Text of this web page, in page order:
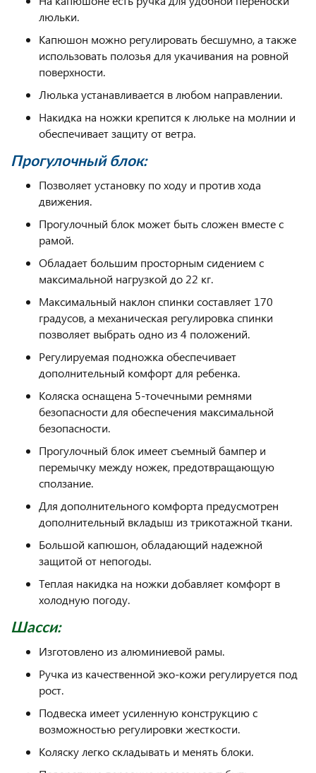
люльки.
Капюшон можно регулировать бесшумно, а также
использовать полозья для укачивания на ровной
поверхности.
Люлька устанавливается в любом направлении.
Накидка на ножки крепится к люльке на молнии и
обеспечивает защиту от ветра.
Прогулочный блок:
Позволяет установку по ходу и против хода
движения.
Прогулочный блок может быть сложен вместе с
рамой.
Обладает большим просторным сидением с
максимальной нагрузкой до 22 кг.
Максимальный наклон спинки составляет 170
градусов, а механическая регулировка спинки
позволяет выбрать одно из 4 положений.
Регулируемая подножка обеспечивает
дополнительный комфорт для ребенка.
Коляска оснащена 5-точечными ремнями
безопасности для обеспечения максимальной
безопасности.
Прогулочный блок имеет съемный бампер и
перемычку между ножек, предотвращающую
сползание.
Для дополнительного комфорта предусмотрен
дополнительный вкладыш из трикотажной ткани.
Большой капюшон, обладающий надежной
защитой от непогоды.
Теплая накидка на ножки добавляет комфорт в
холодную погоду.
Шасси:
Изготовлено из алюминиевой рамы.
Ручка из качественной эко-кожи регулируется под
рост.
Подвеска имеет усиленную конструкцию с
возможностью регулировки жесткости.
Коляску легко складывать и менять блоки.